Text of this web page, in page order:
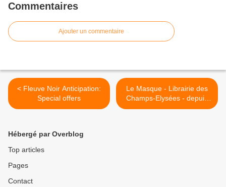
Commentaires
Ajouter un commentaire
< Fleuve Noir Anticipation:
Special offers
Le Masque - Librairie des
Champs-Elysées - depuis
1927 >
Hébergé par Overblog
Top articles
Pages
Contact